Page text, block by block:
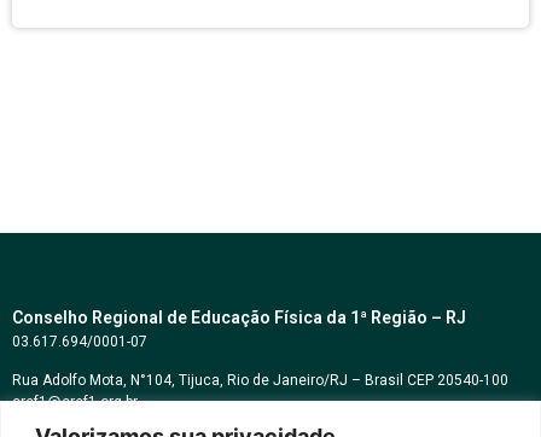
Conselho Regional de Educação Física da 1ª Região – RJ
03.617.694/0001-07
Rua Adolfo Mota, N°104, Tijuca, Rio de Janeiro/RJ – Brasil CEP 20540-100
cref1@cref1.org.br